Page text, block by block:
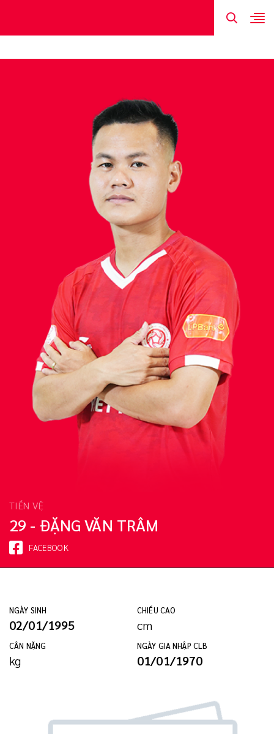
KẾT QUẢ
ĐẶNG VĂN
TIỀN VỆ
29 - ĐẶNG VĂN TRÂM
FACEBOOK
NGÀY SINH
02/01/1995
CHIỀU CAO
cm
CÂN NẶNG
kg
NGÀY GIA NHẬP CLB
01/01/1970